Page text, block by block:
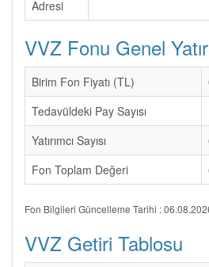
Adresi
VVZ Fonu Genel
Birim Fon Fiyatı (TL)
Tedavüldeki Pay Sayısı
Yatırımcı Sayısı
Fon Toplam Değeri
Fon Bilgileri Güncelleme Tarihi :
VVZ Getiri Tablosu